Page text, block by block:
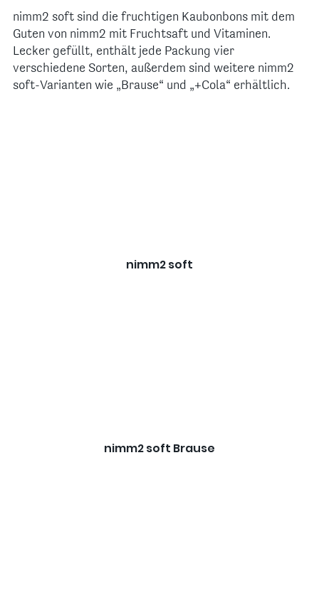
nimm2 soft sind die fruchtigen Kaubonbons mit dem
Guten von nimm2 mit Fruchtsaft und Vitaminen.
Lecker gefüllt, enthält jede Packung vier
verschiedene Sorten, außerdem sind weitere nimm2
soft-Varianten wie „Brause“ und „+Cola“ erhältlich.
nimm2 soft
nimm2 soft Brause